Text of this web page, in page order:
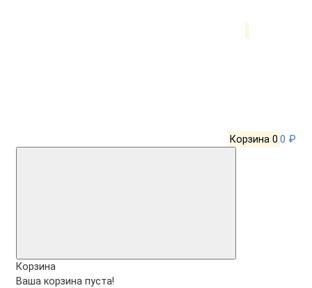
Корзина 0 0 ₽
Корзина
Ваша корзина пуста!